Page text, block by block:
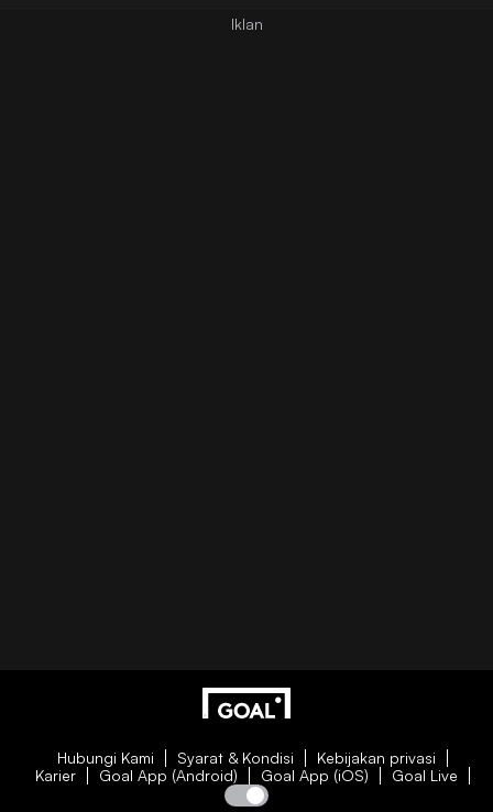
Hubungi Kami Syarat & Kondisi
Kebijakan privasi
Karier
Goal App (Android) Goal App (iOS) Goal Live